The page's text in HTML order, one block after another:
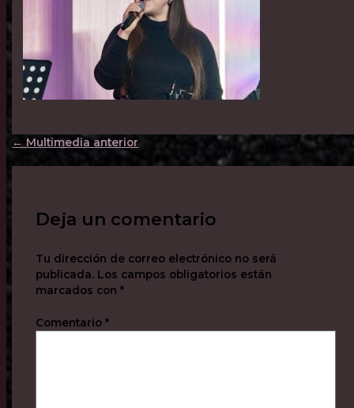
← Multimedia anterior
Deja un comentario
Tu dirección de correo electrónico no será
publicada. Los campos obligatorios están
marcados con *
Comentario *